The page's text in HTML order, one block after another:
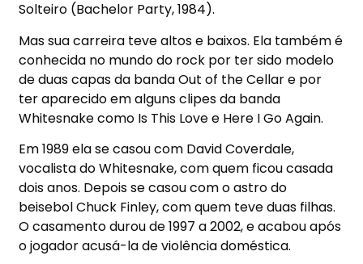
Solteiro (Bachelor Party, 1984).
Mas sua carreira teve altos e baixos. Ela também é
conhecida no mundo do rock por ter sido modelo
de duas capas da banda Out of the Cellar e por
ter aparecido em alguns clipes da banda
Whitesnake como Is This Love e Here I Go Again.
Em 1989 ela se casou com David Coverdale,
vocalista do Whitesnake, com quem ficou casada
dois anos. Depois se casou com o astro do
beisebol Chuck Finley, com quem teve duas filhas.
O casamento durou de 1997 a 2002, e acabou após
o jogador acusá-la de violência doméstica.